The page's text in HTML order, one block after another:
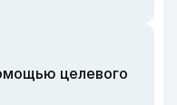
целевого